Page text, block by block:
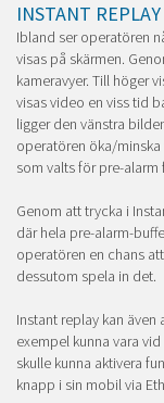
INSTANT REPLAY
Ibland ser operatören
visas på skärmen.
kameravyer. Till höger
visas video en viss tid
ligger den vänstra
operatören öka/
som valts för pre-alarm
Genom att trycka i
där hela pre-alarm-
operatören en chans
dessutom spela in det.
Instant replay kan
exempel kunna vara
skulle kunna aktivera
knapp i sin mobil via